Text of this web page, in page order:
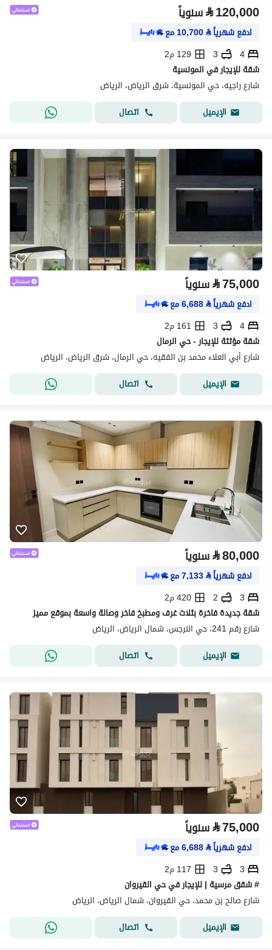
⃁120,000 سنوياً
ادفع شهرياً⃁
10,700مع
4
3
129 م2
شقة للإيجار في المونسية
شارع راجيه، حي المونسية، شرق الرياض، الرياض
الإيميل
اتصال
⃁75,000 سنوياً
ادفع شهرياً⃁
6,688مع
4
3
161 م2
شقة مؤثثة للإيجار - حي الرمال
شارع أبي العلاء محمد بن الفقيه، حي الرمال، شرق الرياض، الرياض
الإيميل
اتصال
⃁80,000 سنوياً
ادفع شهرياً⃁
7,133مع
3
2
420 م2
شقة جديدة فاخرة بثلاث غرف ومطبخ فاخر وصالة واسعة بموقع مميز
شارع رقم 241، حي النرجس، شمال الرياض، الرياض
الإيميل
اتصال
⃁75,000 سنوياً
ادفع شهرياً⃁
6,688مع
3
3
117 م2
# شقق مرسية | للإيجار في حي القيروان
شارع صالح بن محمد، حي القيروان، شمال الرياض، الرياض
الإيميل
اتصال